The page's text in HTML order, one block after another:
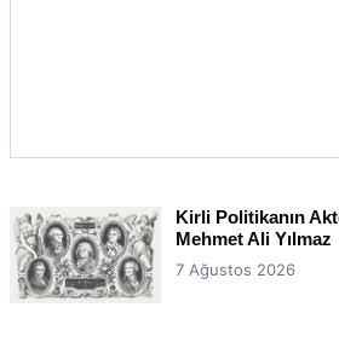
Kirli Politikanın
Mehmet Ali Yılmaz
7 Ağustos 2026